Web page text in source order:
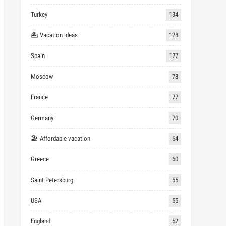
Turkey 134
🏝 Vacation ideas 128
Spain 127
Moscow 78
France 77
Germany 70
🏖 Affordable vacation 64
Greece 60
Saint Petersburg 55
USA 55
England 52